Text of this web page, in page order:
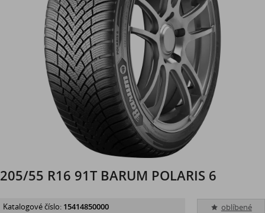
205/55 R16 91T BARUM POLARIS 6
oblíbené
Katalogové číslo: 15414850000